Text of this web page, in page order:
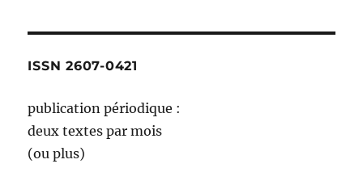
mal
dit
ISSN 2607-0421
publication périodique :
deux textes par mois
(ou plus)